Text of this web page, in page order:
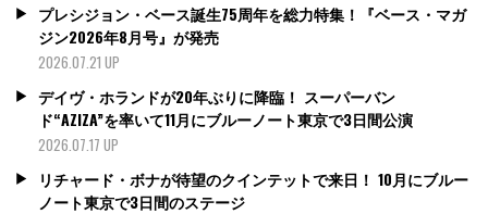
プレシジョン・ベース誕生75周年を総力特集！『ベース・マガ
ジン2026年8月号』が発売
2026.07.21 UP
デイヴ・ホランドが20年ぶりに降臨！ スーパーバン
ド“AZIZA”を率いて11月にブルーノート東京で3日間公演
2026.07.17 UP
リチャード・ボナが待望のクインテットで来日！ 10月にブルー
ノート東京で3日間のステージ